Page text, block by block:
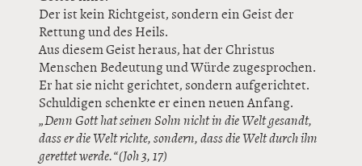
Der ist kein Richtgeist, sondern ein Geist der
Rettung und des Heils.
Aus diesem Geist heraus, hat der Christus
Menschen Bedeutung und Würde zugesprochen.
Er hat sie nicht gerichtet, sondern aufgerichtet.
Schuldigen schenkte er einen neuen Anfang.
„Denn Gott hat seinen Sohn nicht in die Welt gesandt,
dass er die Welt richte, sondern, dass die Welt durch ihn
gerettet werde.“ (Joh 3, 17)